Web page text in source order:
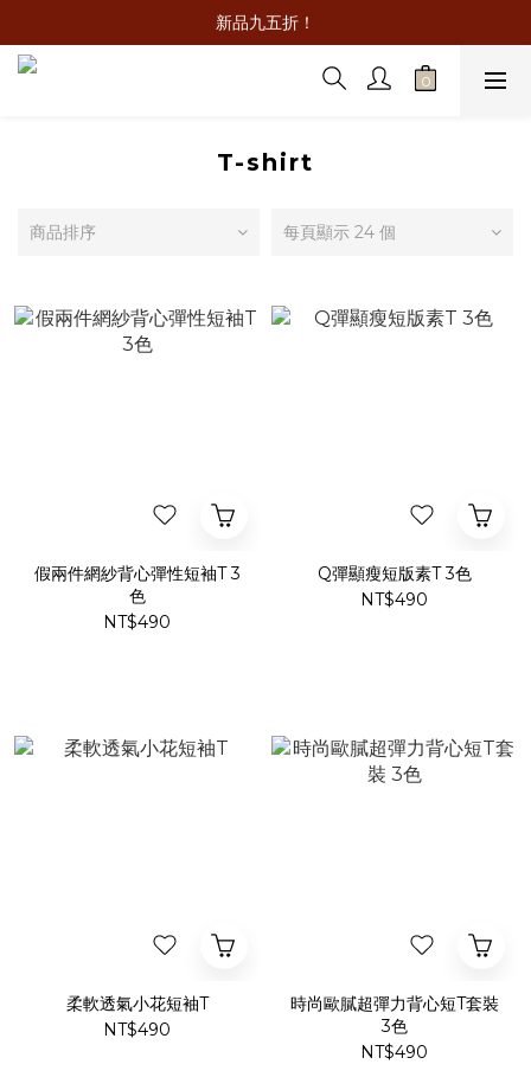
新品九五折！
T-shirt
商品排序 每頁顯示 24 個
假兩件網紗背心彈性短袖T 3
色
NT$490
Q彈顯瘦短版素T 3色
NT$490
柔軟透氣小花短袖T
NT$490
時尚歐膩超彈力背心短T套裝
3色
NT$490